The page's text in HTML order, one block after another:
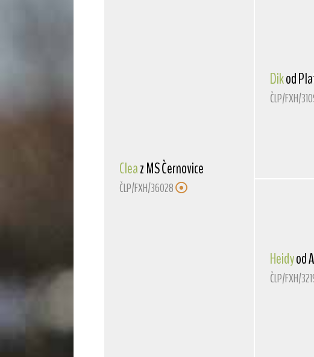
Cleaz MS Černovice
ČLP/FXH/36028
Dikod
ČLP/FXH/
Heidyod
ČLP/FXH/